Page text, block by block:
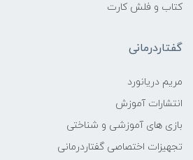
کتاب و فلش کارت
گفتاردرمانی
مریم دریانورد
انتشارات آموزش
بازی های آموزشی و شناختی
تجهیزات اختصاصی گفتاردرمانی